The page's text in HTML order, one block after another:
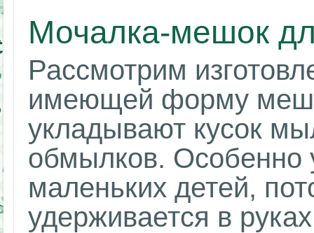
Мочалка-мешок
Рассмотрим
имеющей форму
укладывают кусок
обмылков. Особенно
маленьких детей,
удерживается в